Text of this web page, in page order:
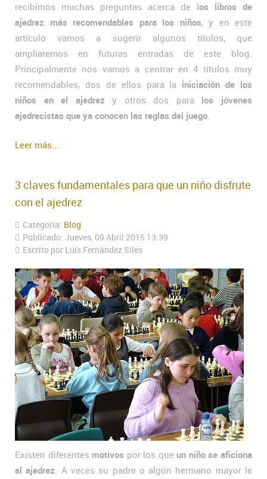
recibimos muchas preguntas acerca de los libros de
ajedrez más recomendables para los niños, y en este
artículo vamos a sugerir algunos títulos, que
ampliaremos en futuras entradas de este blog.
Principalmente nos vamos a centrar en 4 títulos muy
recomendables, dos de ellos para la iniciación de los
niños en el ajedrez y otros dos para los jóvenes
ajedrecistas que ya conocen las reglas del juego.
Leer más...
3 claves fundamentales para que un niño disfrute
con el ajedrez
Categoría: Blog
Publicado: Jueves, 09 Abril 2015 13:39
Escrito por Luís Fernández Siles
Existen diferentes motivos por los que un niño se aficiona
al ajedrez. A veces su padre o algún hermano mayor le